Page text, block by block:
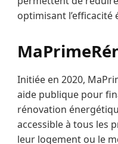
optimisant
Initiée en 2020,
aide publique pour
rénovation
accessible à tous les
leur logement ou le